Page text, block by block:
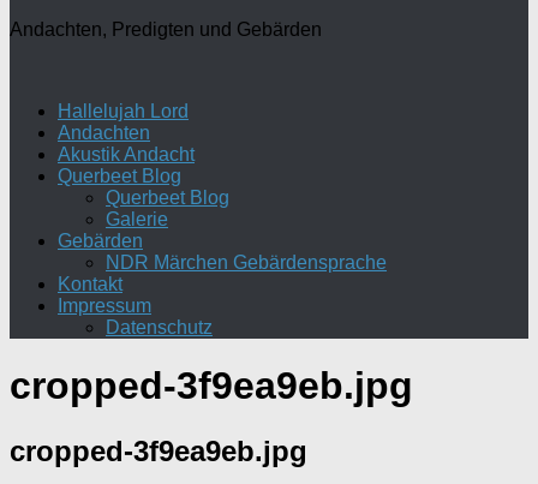
Andachten, Predigten und Gebärden
Hallelujah Lord
Andachten
Akustik Andacht
Querbeet Blog
Querbeet Blog
Galerie
Gebärden
NDR Märchen Gebärdensprache
Kontakt
Impressum
Datenschutz
cropped-3f9ea9eb.jpg
cropped-3f9ea9eb.jpg